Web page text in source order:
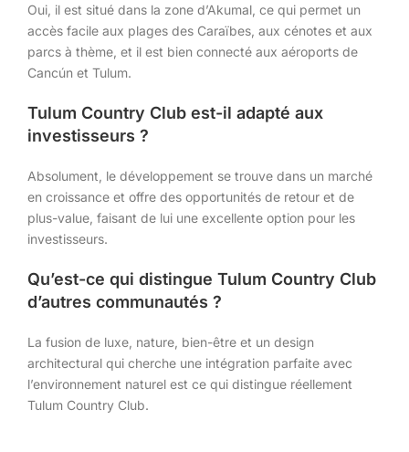
Oui, il est situé dans la zone d’Akumal, ce qui permet un
accès facile aux plages des Caraïbes, aux cénotes et aux
parcs à thème, et il est bien connecté aux aéroports de
Cancún et Tulum.
Tulum Country Club est-il adapté aux
investisseurs ?
Absolument, le développement se trouve dans un marché
en croissance et offre des opportunités de retour et de
plus-value, faisant de lui une excellente option pour les
investisseurs.
Qu’est-ce qui distingue Tulum Country Club
d’autres communautés ?
La fusion de luxe, nature, bien-être et un design
architectural qui cherche une intégration parfaite avec
l’environnement naturel est ce qui distingue réellement
Tulum Country Club.